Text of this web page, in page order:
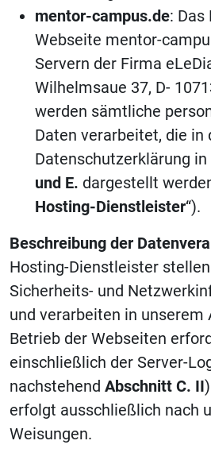
mentor-campus.de: Das
Webseite mentor-
Servern der Firma
Wilhelmsaue 37, D-
werden sämtliche
Daten verarbeitet, die in
Datenschutzerklärung in
und E. dargestellt
Hosting-Dienstleister“).
Beschreibung der
Hosting-Dienstleister
Sicherheits- und
und verarbeiten in unserem
Betrieb der Webseiten
einschließlich der Server-
nachstehend Abschnitt C. II
erfolgt ausschließlich nach
Weisungen.